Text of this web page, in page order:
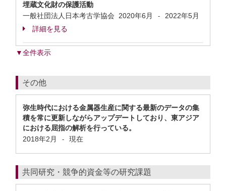
埋蔵文化財の保護活動
一般社団法人日本考古学協会 2020年6月 -
2022年5月
詳細を見る
▼全件表示
その他
弥生時代における金属器生産に関する最新のデータの集
積を常に更新しながらアップデートしており、東アジア
における屈指の解析を行っている。
2018年2月
- 現在
共同研究・競争的資金等の研究課題